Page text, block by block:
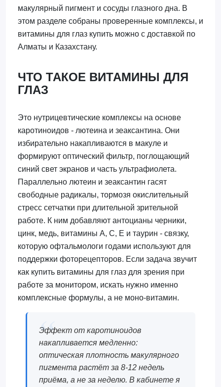
макулярный пигмент и сосуды глазного дна. В
этом разделе собраны проверенные комплексы, и
витамины для глаз купить можно с доставкой по
Алматы и Казахстану.
ЧТО ТАКОЕ ВИТАМИНЫ ДЛЯ
ГЛАЗ
Это нутрицевтические комплексы на основе
каротиноидов - лютеина и зеаксантина. Они
избирательно накапливаются в макуле и
формируют оптический фильтр, поглощающий
синий свет экранов и часть ультрафиолета.
Параллельно лютеин и зеаксантин гасят
свободные радикалы, тормозя окислительный
стресс сетчатки при длительной зрительной
работе. К ним добавляют антоцианы черники,
цинк, медь, витамины А, С, Е и таурин - связку,
которую офтальмологи годами используют для
поддержки фоторецепторов. Если задача звучит
как купить витамины для глаз для зрения при
работе за монитором, искать нужно именно
комплексные формулы, а не моно-витамин.
Эффект от каротиноидов
накапливается медленно:
оптическая плотность макулярного
пигмента растёт за 8-12 недель
приёма, а не за неделю. В кабинете я